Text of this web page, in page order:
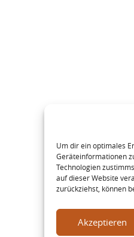
Um dir ein optimales
Geräteinformationen
Technologien
auf dieser Website
zurückziehst, können
Akzeptieren